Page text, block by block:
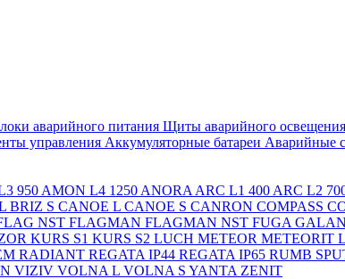
аварийного питания Щиты аварийного освещения
управления Аккумуляторные батареи Аварийные
950 AMON L4 1250 ANORA ARC L1 400 ARC L2
BRIZ S CANOE L CANOE S CANRON COMPASS
NST FLAGMAN FLAGMAN NST FUGA
KURS S1 KURS S2 LUCH METEOR METEORIT L
RADIANT REGATA IP44 REGATA IP65 RUMB
VIZIV VOLNA L VOLNA S YANTA ZENIT